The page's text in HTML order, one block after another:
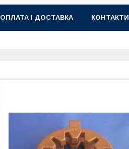
ОПЛАТА І ДОСТАВКА КОНТАКТИ